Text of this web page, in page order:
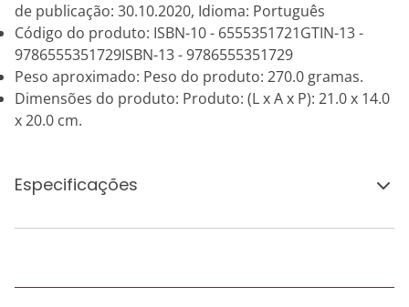
de publicação: 30.10.2020, Idioma: Português
Código do produto: ISBN-10 - 6555351721GTIN-13 -
9786555351729ISBN-13 - 9786555351729
Peso aproximado: Peso do produto: 270.0 gramas.
Dimensões do produto: Produto: (L x A x P): 21.0 x 14.0
x 20.0 cm.
Especificações